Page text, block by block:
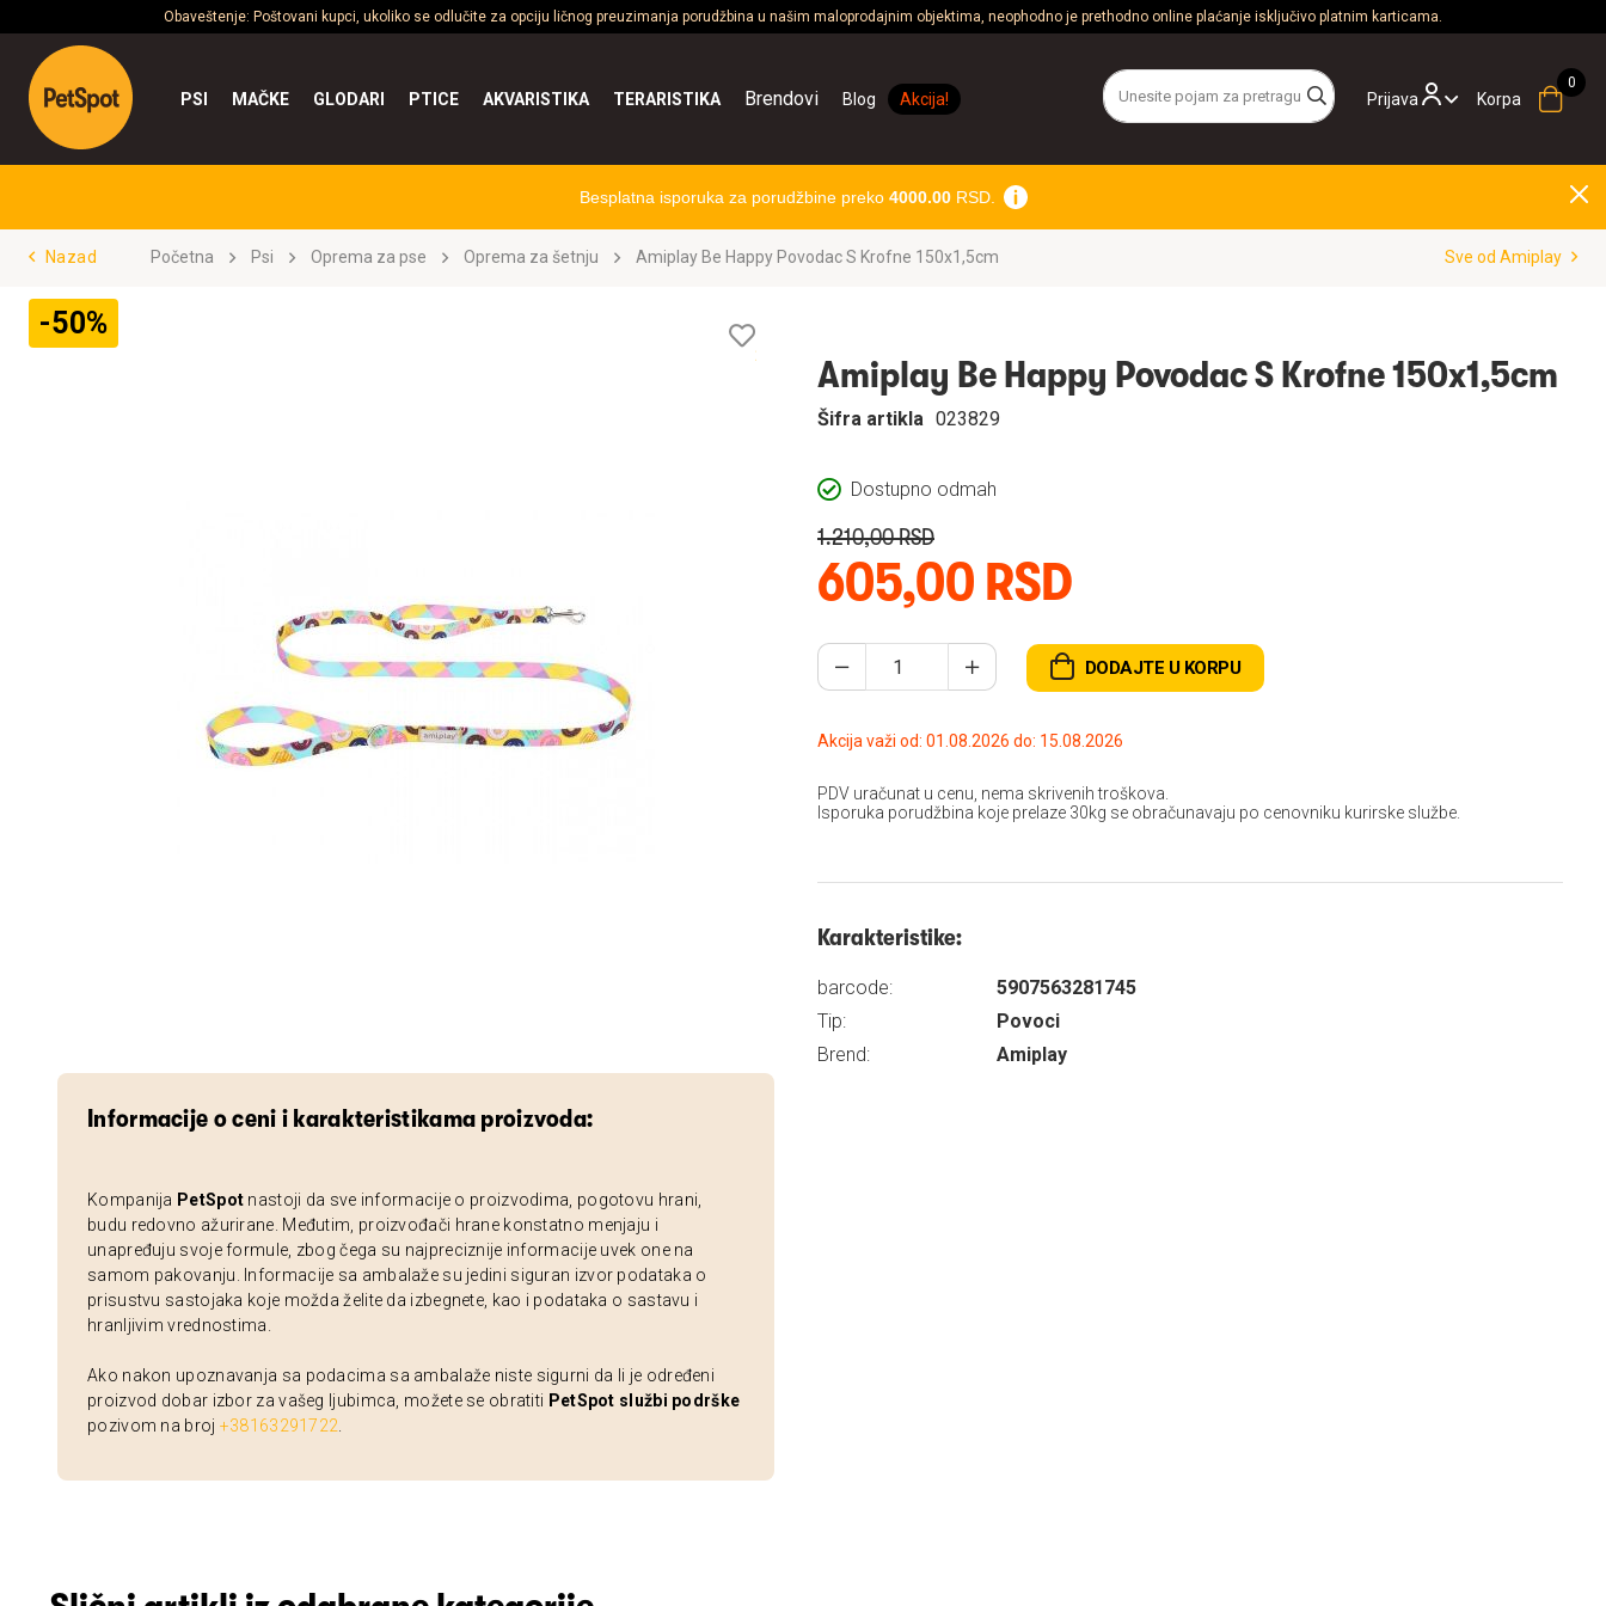
Obaveštenje: Poštovani kupci, ukoliko se odlučite za opciju ličnog preuzimanja porudžbina u našim maloprodajnim objektima, neophodno je prethodno online plaćanje isključivo platnim karticama.
Prijava
PSI MAČKE GLODARI PTICE AKVARISTIKA TERARISTIKA Brendovi Blog Akcija! Korpa
Besplatna isporuka za porudžbine preko 4000.00RSD.
Nazad Početna Psi Oprema za pse Oprema za šetnju Amiplay Be Happy Povodac S Krofne 150x1,5cm Sve od Amiplay
-50%
Informacije o ceni i karakteristikama proizvoda:
Kompanija PetSpot nastoji da sve informacije o proizvodima, pogotovu hrani,
budu redovno ažurirane. Međutim, proizvođači hrane konstatno menjaju i
unapređuju svoje formule, zbog čega su najpreciznije informacije uvek one na
samom pakovanju. Informacije sa ambalaže su jedini siguran izvor podataka o
prisustvu sastojaka koje možda želite da izbegnete, kao i podataka o sastavu i
hranljivim vrednostima.
Ako nakon upoznavanja sa podacima sa ambalaže niste sigurni da li je određeni
proizvod dobar izbor za vašeg ljubimca, možete se obratiti PetSpot službi podrške
pozivom na broj +38163291722
želja
Amiplay Be Happy Povodac S Krofne 150x1,5cm
Dostupno odmah
Šifra artikla 023829
605,00 RSD
1.210,00 RSD
DODAJTE U KORPU
Akcija važi od: 01.08.2026 do: 15.08.2026
PDV uračunat u cenu, nema skrivenih troškova.
Isporuka porudžbina koje prelaze 30kg se obračunavaju po cenovniku kurirske službe.
Karakteristike:
barcode:
5907563281745
Tip:
Povoci
Brend:
Amiplay